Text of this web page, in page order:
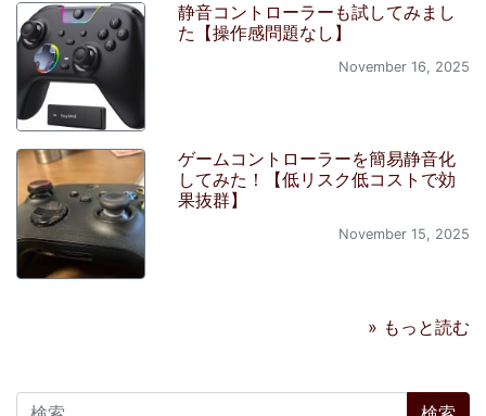
静音コントローラーも試してみまし
た【操作感問題なし】
November 16, 2025
ゲームコントローラーを簡易静音化
してみた！【低リスク低コストで効
果抜群】
November 15, 2025
» もっと読む
検索: